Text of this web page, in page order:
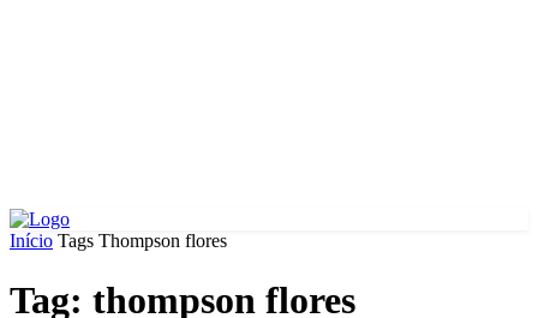
Início Tags Thompson flores
Tag: thompson flores